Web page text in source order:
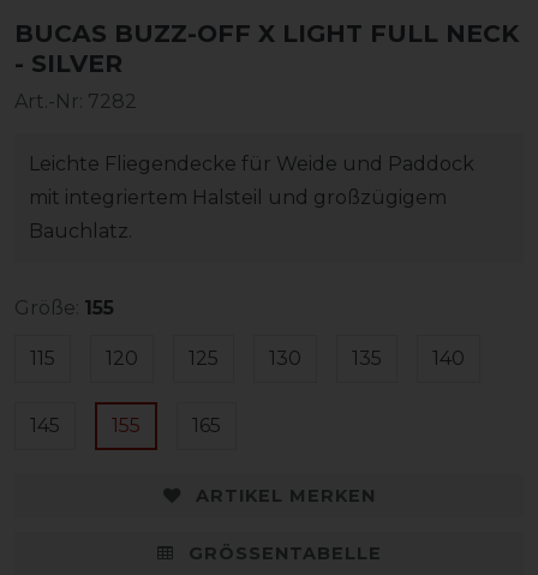
BUCAS BUZZ-OFF X LIGHT FULL NECK
- SILVER
Art.-Nr: 7282
Leichte Fliegendecke für Weide und Paddock
mit integriertem Halsteil und großzügigem
Bauchlatz.
Größe: 155
115 120 125 130 135 140
145 155 165
ARTIKEL MERKEN
GRÖSSENTABELLE